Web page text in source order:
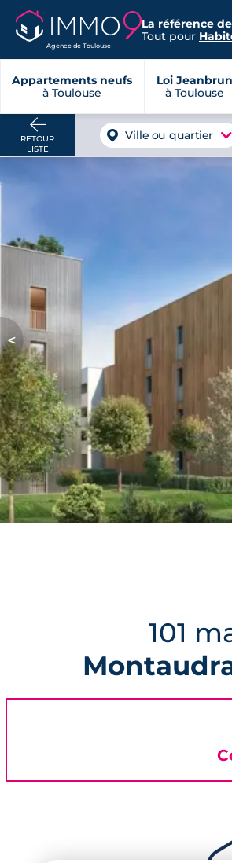
Agence de Toulouse
La référence
Tout pour
Appartements neufs
à Toulouse
Loi Jeanbrun
à Toulouse
RETOUR
LISTE
Ville ou quartier
<
101